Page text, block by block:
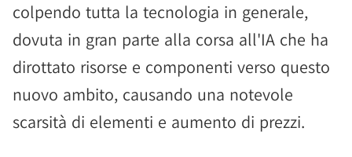
colpendo tutta la tecnologia in generale,
dovuta in gran parte alla corsa all'IA che ha
dirottato risorse e componenti verso questo
nuovo ambito, causando una notevole
scarsità di elementi e aumento di prezzi.